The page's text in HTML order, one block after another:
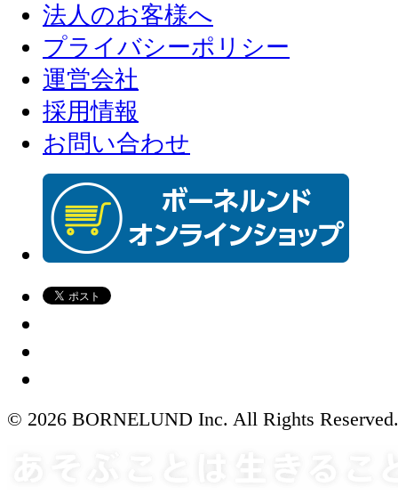
法人のお客様へ
プライバシーポリシー
運営会社
採用情報
お問い合わせ
© 2026 BORNELUND Inc. All Rights Reserved.